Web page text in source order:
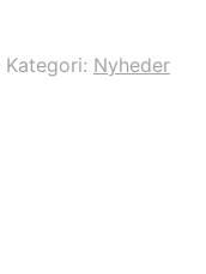
Kategori: Nyheder